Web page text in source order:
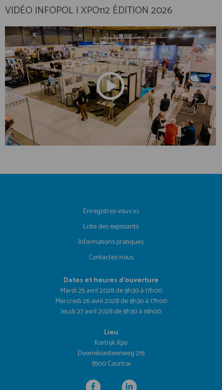
VIDÉO INFOPOL | XPO112 ÉDITION 2026
Enregistrez-vous ici
Liste des exposants
Informations pratiques
Contactez-nous
Dates et heures d'ouverture
Mardi 25 avril 2028 de 9h30 à 17h00
Mercredi 26 avril 2028 de 9h30 à 17h00
Jeudi 27 avril 2028 de 9h30 à 16h00
Lieu
Kortrijk Xpo
Doorniksesteenweg 216
8500 Courtrai